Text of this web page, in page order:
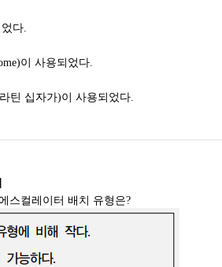
다.
이 사용되었다.
틴 십자가)이 사용되었다.
스컬레이터 배치 유형은?